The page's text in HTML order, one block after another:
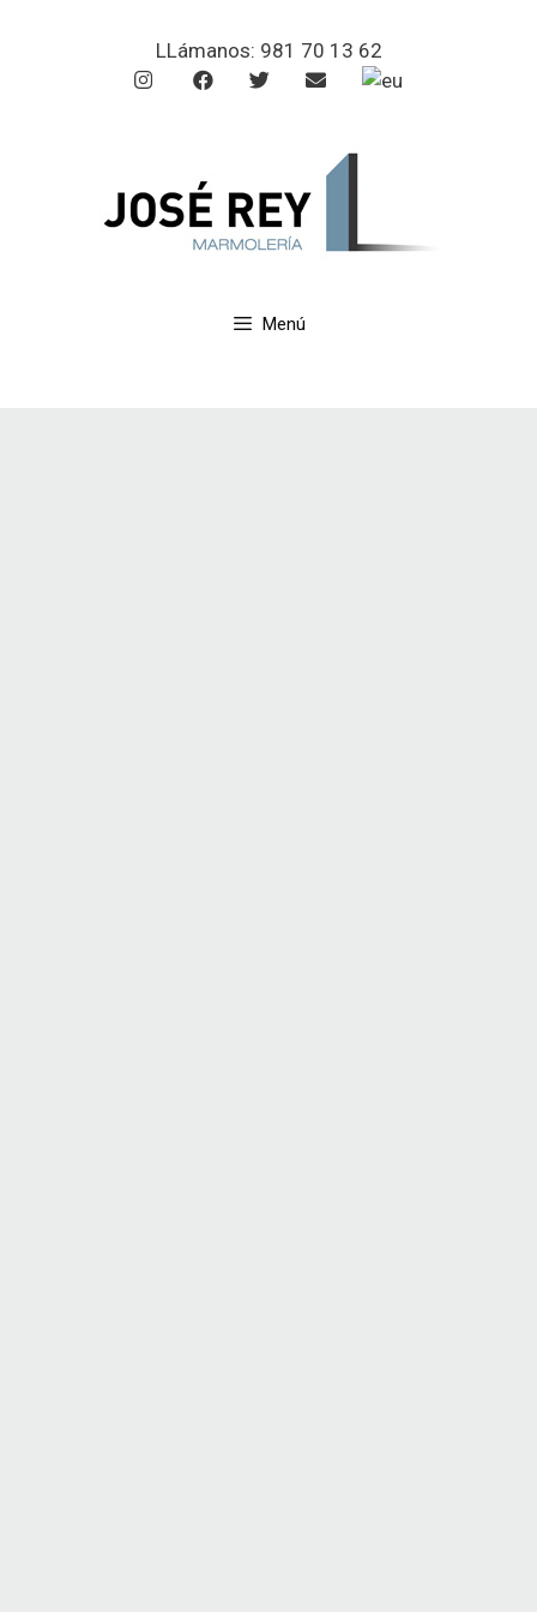
LLámanos: 981 70 13 62
Menú